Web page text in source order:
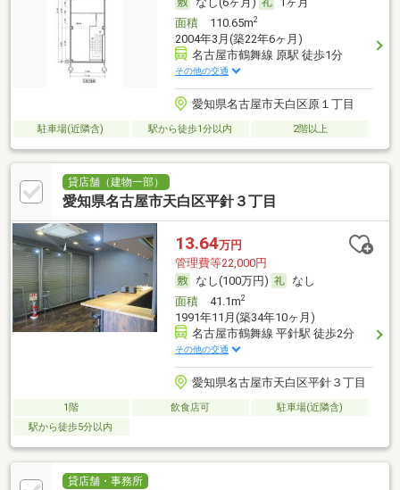
面積110.65m2
2004年3月(築22年6ヶ月)
名古屋市鶴舞線 原駅 徒歩1分
その他の交通
愛知県名古屋市天白区原１丁目
駐車場(近隣含) 駅から徒歩1分以内 2階以上
貸店舗（建物一部）
愛知県名古屋市天白区平針３丁目
13.64万円
管理費等22,000円
なし(100万円)
なし
面積41.1m2
1991年11月(築34年10ヶ月)
名古屋市鶴舞線 平針駅 徒歩2分
その他の交通
愛知県名古屋市天白区平針３丁目
1階 飲食店可
駐車場(近隣含)
駅から徒歩5分以内
貸店舗・事務所